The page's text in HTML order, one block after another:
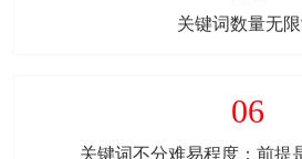
关键词数量无限
06
关键词不分难易程度：前提